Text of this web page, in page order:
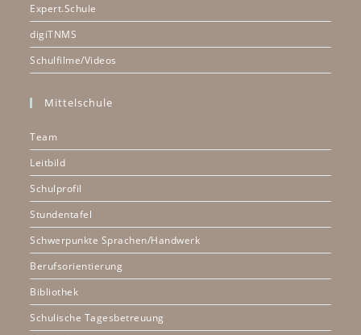
Expert.Schule
digiTNMS
Schulfilme/Videos
Mittelschule
Team
Leitbild
Schulprofil
Stundentafel
Schwerpunkte Sprachen/Handwerk
Berufsorientierung
Bibliothek
Schulische Tagesbetreuung